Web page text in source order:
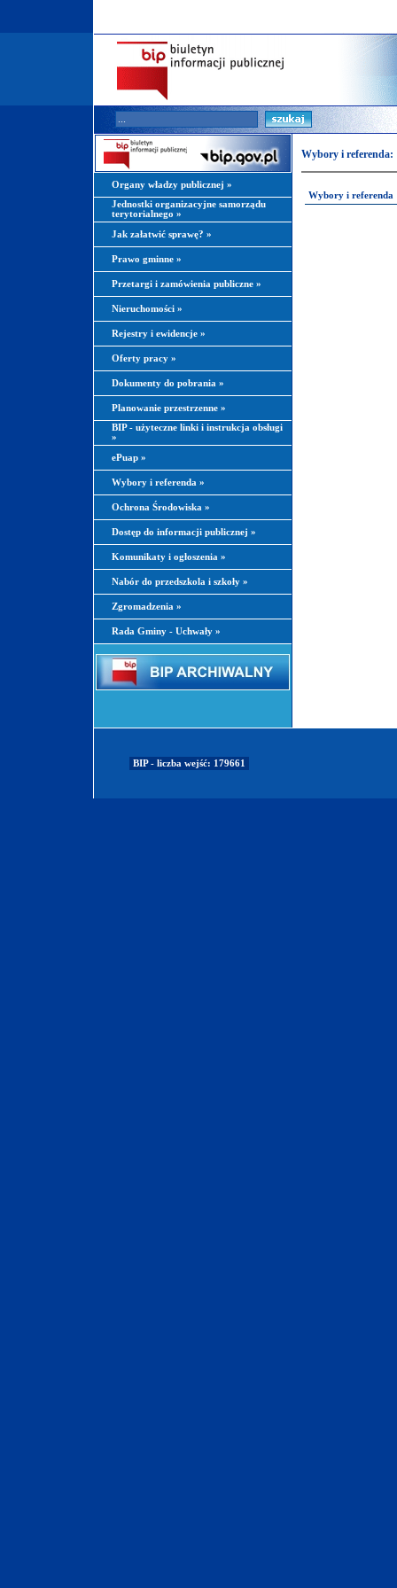
Organy władzy publicznej »
Jednostki organizacyjne samorządu
terytorialnego »
Jak załatwić sprawę? »
Prawo gminne »
Przetargi i zamówienia publiczne »
Nieruchomości »
Rejestry i ewidencje »
Oferty pracy »
Dokumenty do pobrania »
Planowanie przestrzenne »
BIP - użyteczne linki i instrukcja obsługi
»
ePuap »
Wybory i referenda »
Ochrona Środowiska »
Dostęp do informacji publicznej »
Komunikaty i ogłoszenia »
Nabór do przedszkola i szkoły »
Zgromadzenia »
Rada Gminy - Uchwały »
Wybory i referenda:
Wybory i referenda
BIP - liczba wejść: 179661